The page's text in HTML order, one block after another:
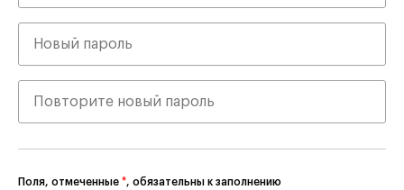
Поля, отмеченные *, обязательны к заполнению